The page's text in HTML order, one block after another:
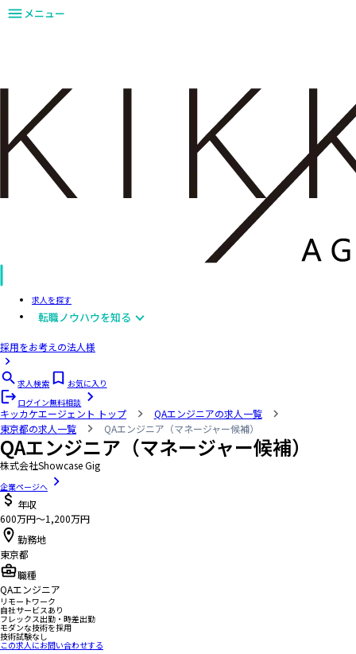
メニュー
求人を探す
転職ノウハウを知る
採用をお考えの法人様
求人検索
お気に入り
ログイン無料相談
キッカケエージェント トップ
QAエンジニアの求人一覧
東京都の求人一覧
QAエンジニア（マネージャー候補）
QAエンジニア（マネージャー候補）
株式会社Showcase Gig
企業ページへ
年収
600万円〜1,200万円
勤務地
東京都
職種
QAエンジニア
リモートワーク
自社サービスあり
フレックス出勤・時差出勤
モダンな技術を採用
技術試験なし
この求人にお問い合わせする